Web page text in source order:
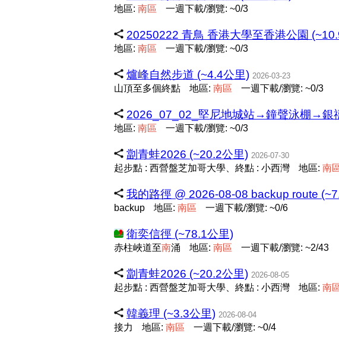
地區: 南區 一週下載/瀏覽: ~0/3
20250222 青鳥 香港大學至香港公園
地區: 南區 一週下載/瀏覽: ~0/3
爐峰自然步道 (~4.4公里) 2026-03-23
山頂至多個終點 地區: 南區 一週下載/瀏覽: ~0/3
2026_07_02_堅尼地城站→鐘聲泳棚→銀
地區: 南區 一週下載/瀏覽: ~0/3
劏青蛙2026 (~20.2公里) 2026-07-30
起步點 : 西營盤芝加哥大學、終點 : 小西灣 地區: 南
我的路徑 @ 2026-08-08 backup route
backup 地區: 南區 一週下載/瀏覽: ~0/6
衛奕信徑 (~78.1公里)
赤柱峽道至南涌 地區: 南區 一週下載/瀏覽: ~2/43
劏青蛙2026 (~20.2公里) 2026-08-05
起步點 : 西營盤芝加哥大學、終點 : 小西灣 地區: 南
韓義理 (~3.3公里) 2026-08-04
接力 地區: 南區 一週下載/瀏覽: ~0/4